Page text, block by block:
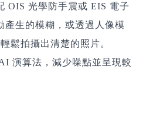
OIS 光學防手震或 EIS 電子
產生的模糊，或透過人像模
鬆拍攝出清楚的照片。
演算法，減少噪點並呈現較